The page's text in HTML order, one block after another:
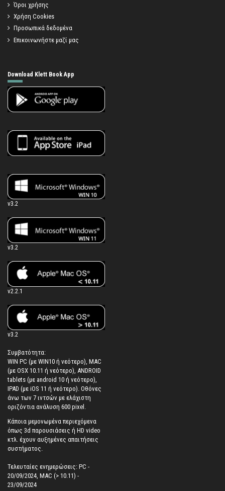
Όροι χρήσης
Χρήση Cookies
Προσωπικά δεδομένα
Επικοινωνήστε μαζί μας
Download Klett Book App
v3.2
v3.2
v2.2.1
v3.2
Συμβατότητα:
WIN PC (με WIN10 ή νεότερο), MAC
(με OSX 10.11 ή νεότερο), ANDROID
tablets (με android 10 ή νεότερο),
IPAD (με iOS 11 ή νεότερο). Oθόνες
άνω των 7 ιντσών με ελάχιστη
οριζόντια ανάλυση 600 pixel.
Κάποια μεμονωμένα περιεχόμενα
όπως 3d παρουσιάσεις ή HD video
κτλ. έχουν αυξημένες απαιτήσεις
συστήματος.
Τελευταίες ενημερώσεις: PC -
20/09/2024, MAC (> 10.11) -
23/09/2024